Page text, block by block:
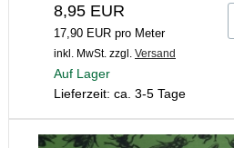
8,95 EUR
17,90 EUR pro Meter
inkl. MwSt. zzgl. Versand
Auf Lager
Lieferzeit: ca. 3-5 Tage